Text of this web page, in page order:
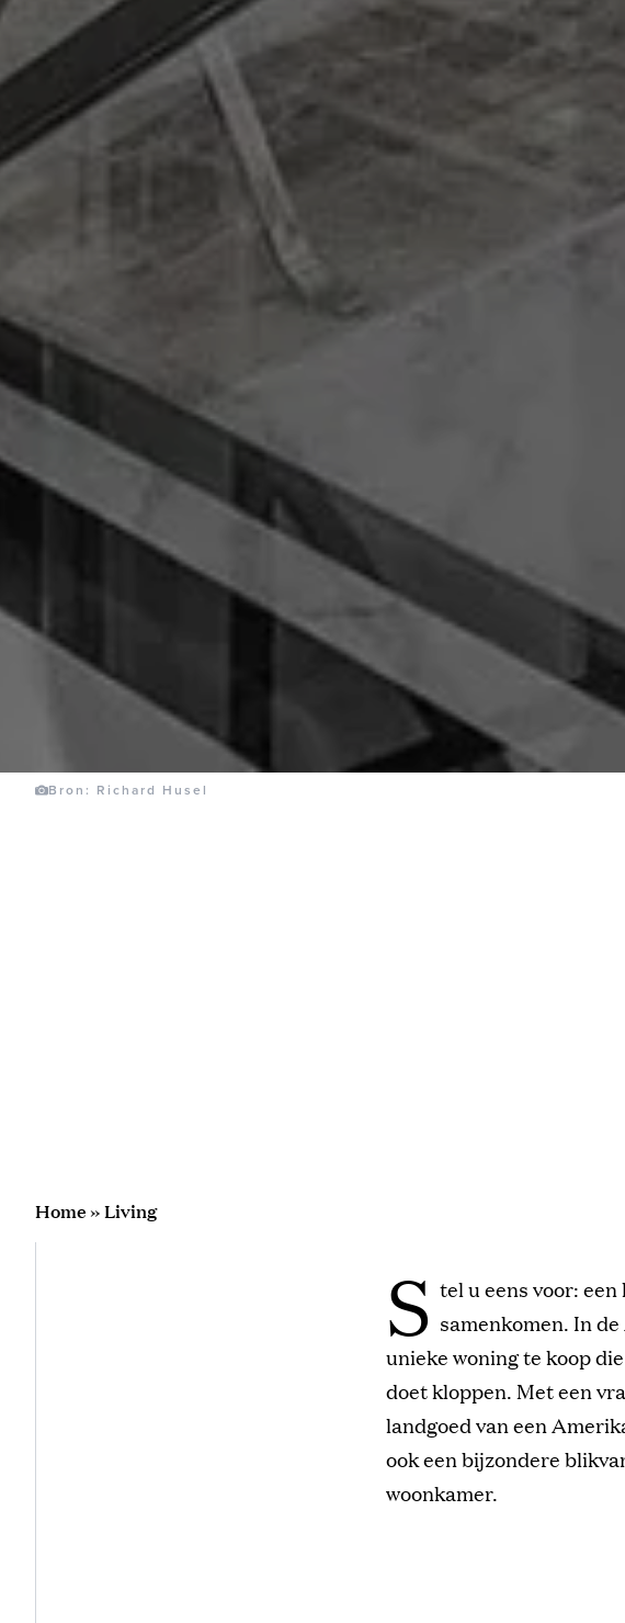
Bron: Richard Husel
Home»Living
S tel u eens voor:
samenkomen. In
unieke woning te koop
doet kloppen. Met een
landgoed van een
ook een bijzondere
woonkamer.